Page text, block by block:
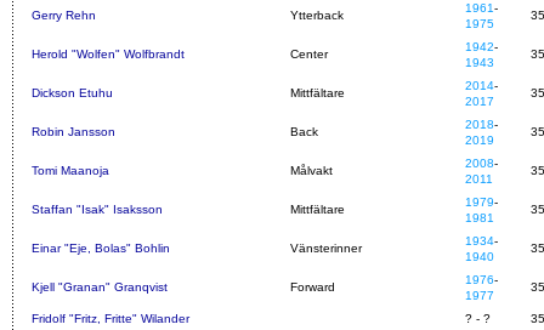
Gerry Rehn Ytterback
1961-
1975
35
Herold "Wolfen" Wolfbrandt Center
1942-
1943
35
Dickson Etuhu Mittfältare
2014-
2017
35
Robin Jansson Back
2018-
2019
35
Tomi Maanoja Målvakt
2008-
2011
35
Staffan "Isak" Isaksson Mittfältare
1979-
1981
35
Einar "Eje, Bolas" Bohlin Vänsterinner
1934-
1940
35
Kjell "Granan" Granqvist Forward
1976-
1977
35
Fridolf "Fritz, Fritte" Wilander ? - ? 35